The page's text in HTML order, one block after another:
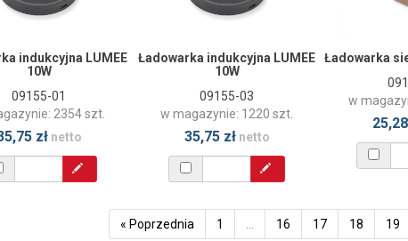
indukcyjna LUMEE
10W
09155-01
2354 szt.
złnetto
Ładowarka indukcyjna LUMEE
10W
09155-03
w magazynie: 1220 szt.
35,75 złnetto
Ładowarka
w
« Poprzednia 1 16 17 18 19